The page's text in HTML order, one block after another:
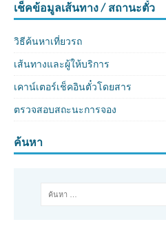
เช็คข้อมูลเส้นทาง / สถานะตั๋ว
วิธีค้นหาเที่ยวรถ
เส้นทางและผู้ให้บริการ
เคาน์เตอร์เช็คอินตั๋วโดยสาร
ตรวจสอบสถะนะการจอง
ค้นหา